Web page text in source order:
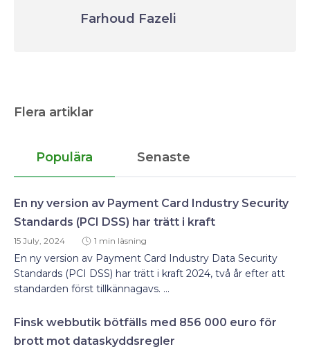
Farhoud Fazeli
Flera artiklar
Populära Senaste
En ny version av Payment Card Industry Security
Standards (PCI DSS) har trätt i kraft
15 July, 2024 1 min läsning
En ny version av Payment Card Industry Data Security
Standards (PCI DSS) har trätt i kraft 2024, två år efter att
standarden först tillkännagavs. ...
Finsk webbutik bötfälls med 856 000 euro för
brott mot dataskyddsregler